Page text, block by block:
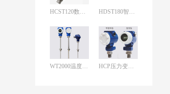
HCST120数字压力开关 HDST180智能型差压开关
WT2000温度变送器 HCP压力变送器